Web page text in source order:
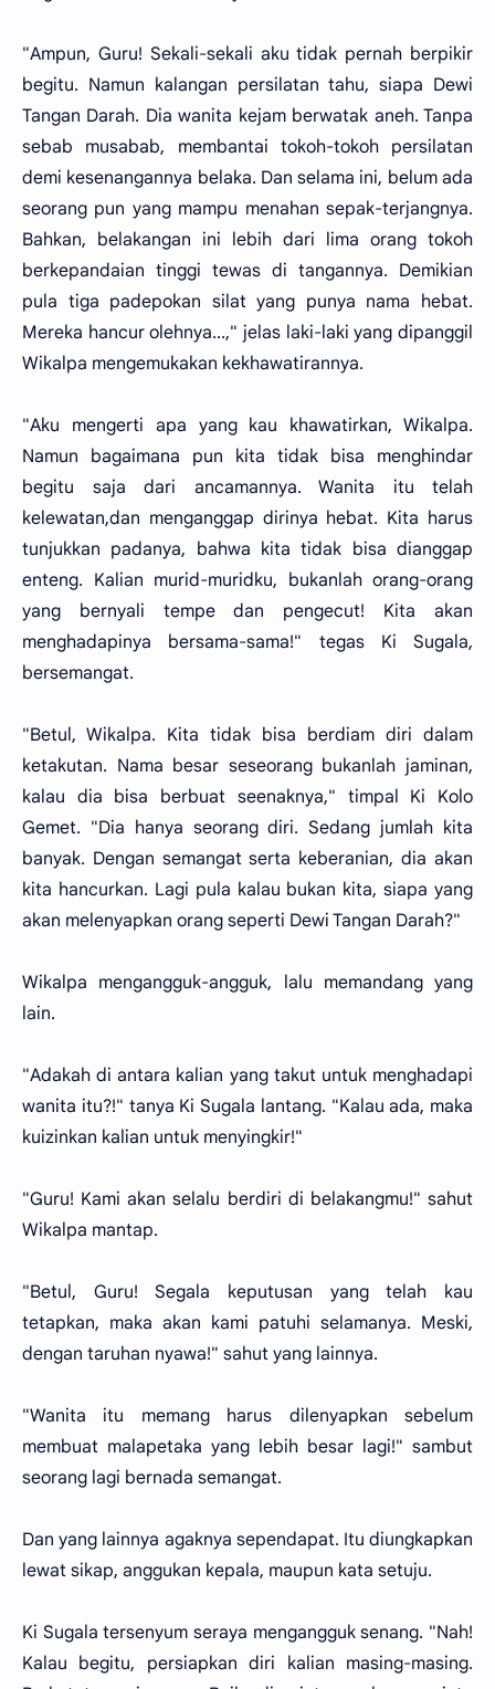
"Ampun, Guru! Sekali-sekali aku tidak pernah berpikir
begitu. Namun kalangan persilatan tahu, siapa Dewi
Tangan Darah. Dia wanita kejam berwatak aneh. Tanpa
sebab musabab, membantai tokoh-tokoh persilatan
demi kesenangannya belaka. Dan selama ini, belum ada
seorang pun yang mampu menahan sepak-terjangnya.
Bahkan, belakangan ini lebih dari lima orang tokoh
berkepandaian tinggi tewas di tangannya. Demikian
pula tiga padepokan silat yang punya nama hebat.
Mereka hancur olehnya...," jelas laki-laki yang dipanggil
Wikalpa mengemukakan kekhawatirannya.
"Aku mengerti apa yang kau khawatirkan, Wikalpa.
Namun bagaimana pun kita tidak bisa menghindar
begitu saja dari ancamannya. Wanita itu telah
kelewatan,dan menganggap dirinya hebat. Kita harus
tunjukkan padanya, bahwa kita tidak bisa dianggap
enteng. Kalian murid-muridku, bukanlah orang-orang
yang bernyali tempe dan pengecut! Kita akan
menghadapinya bersama-sama!" tegas Ki Sugala,
bersemangat.
"Betul, Wikalpa. Kita tidak bisa berdiam diri dalam
ketakutan. Nama besar seseorang bukanlah jaminan,
kalau dia bisa berbuat seenaknya," timpal Ki Kolo
Gemet. "Dia hanya seorang diri. Sedang jumlah kita
banyak. Dengan semangat serta keberanian, dia akan
kita hancurkan. Lagi pula kalau bukan kita, siapa yang
akan melenyapkan orang seperti Dewi Tangan Darah?"
Wikalpa mengangguk-angguk, lalu memandang yang
lain.
"Adakah di antara kalian yang takut untuk menghadapi
wanita itu?!" tanya Ki Sugala lantang. "Kalau ada, maka
kuizinkan kalian untuk menyingkir!"
"Guru! Kami akan selalu berdiri di belakangmu!" sahut
Wikalpa mantap.
"Betul, Guru! Segala keputusan yang telah kau
tetapkan, maka akan kami patuhi selamanya. Meski,
dengan taruhan nyawa!" sahut yang lainnya.
"Wanita itu memang harus dilenyapkan sebelum
membuat malapetaka yang lebih besar lagi!" sambut
seorang lagi bernada semangat.
Dan yang lainnya agaknya sependapat. Itu diungkapkan
lewat sikap, anggukan kepala, maupun kata setuju.
Ki Sugala tersenyum seraya mengangguk senang. "Nah!
Kalau begitu, persiapkan diri kalian masing-masing.